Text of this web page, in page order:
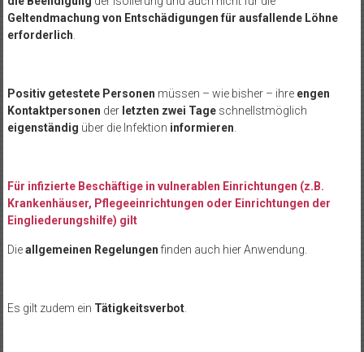
Geltendmachung von Entschädigungen für ausfallende Löhne
erforderlich
Positiv getestete Personen müssen – wie bisher – ihre engen
Kontaktpersonen der letzten zwei Tageschnellstmöglich
eigenständig über die Infektion informieren
Für infizierte Beschäftige in vulnerablen Einrichtungen (z.B.
Krankenhäuser, Pflegeeinrichtungen oder Einrichtungen der
Eingliederungshilfe) gilt
Dieallgemeinen Regelungen finden auch hier Anwendung.
Es gilt zudem ein Tätigkeitsverbot.